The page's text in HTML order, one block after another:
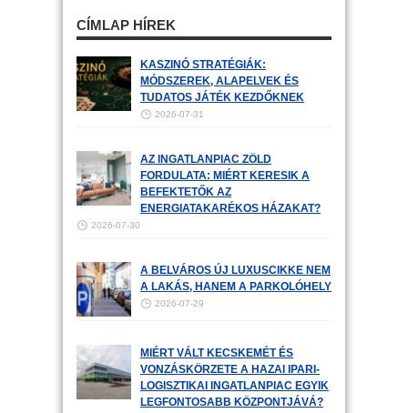
CÍMLAP HÍREK
KASZINÓ STRATÉGIÁK:
MÓDSZEREK, ALAPELVEK ÉS
TUDATOS JÁTÉK KEZDŐKNEK
2026-07-31
AZ INGATLANPIAC ZÖLD
FORDULATA: MIÉRT KERESIK A
BEFEKTETŐK AZ
ENERGIATAKARÉKOS HÁZAKAT?
2026-07-30
A BELVÁROS ÚJ LUXUSCIKKE NEM
A LAKÁS, HANEM A PARKOLÓHELY
2026-07-29
MIÉRT VÁLT KECSKEMÉT ÉS
VONZÁSKÖRZETE A HAZAI IPARI-
LOGISZTIKAI INGATLANPIAC EGYIK
LEGFONTOSABB KÖZPONTJÁVÁ?